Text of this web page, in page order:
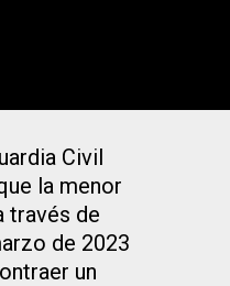
Civil
la menor
través de
de 2023
un